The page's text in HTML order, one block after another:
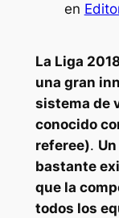
en
La Liga
una gran
sistema de
conocido
referee).
bastante
que la
todos los